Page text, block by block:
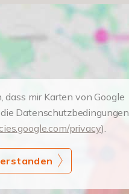
mir Karten von Google
Datenschutzbedingungen
privacy).